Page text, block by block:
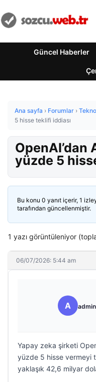
Güncel Haberler
Ana sayfa › Forumlar ›
5 hisse teklifi iddiası
OpenAI’dan
yüzde 5
Bu konu 0 yanıt içerir, 1
tarafından güncellenmiştir.
1 yazı görüntüleniyor
06/07/2026: 5:44 am
A admin
Yapay zeka şirketi
yüzde 5 hisse vermeyi
yaklaşık 42,6 milyar